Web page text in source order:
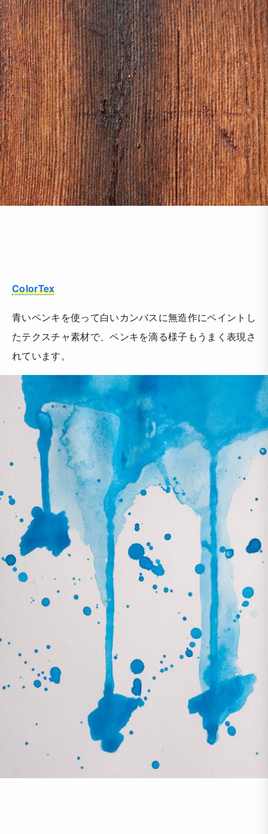
ColorTex
青いペンキを使って白いカンバスに無造作にペイントし
たテクスチャ素材で、ペンキを滴る様子もうまく表現さ
れています。